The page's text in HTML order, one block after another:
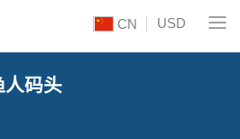
CN USD
人码头